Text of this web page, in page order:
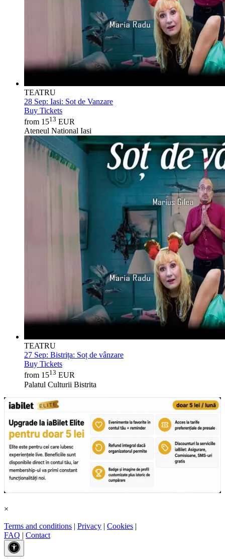
TEATRU
28 Sep: Iasi: Sot de Vanzare
Buy Tickets
from 1513 EUR
Ateneul National Iasi
TEATRU
27 Sep: Bistrița: Soț de vânzare
Buy Tickets
from 1513 EUR
Palatul Culturii Bistrita
×
Terms and conditions | Privacy | Cookies |
FAQ | Contact